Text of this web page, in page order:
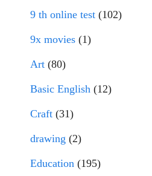
9 th online test (102)
9x movies (1)
Art (80)
Basic English (12)
Craft (31)
drawing (2)
Education (195)